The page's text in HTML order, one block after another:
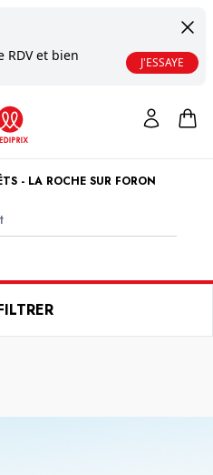
RDV et bien
J'ESSAYE
- LA ROCHE SUR FORON